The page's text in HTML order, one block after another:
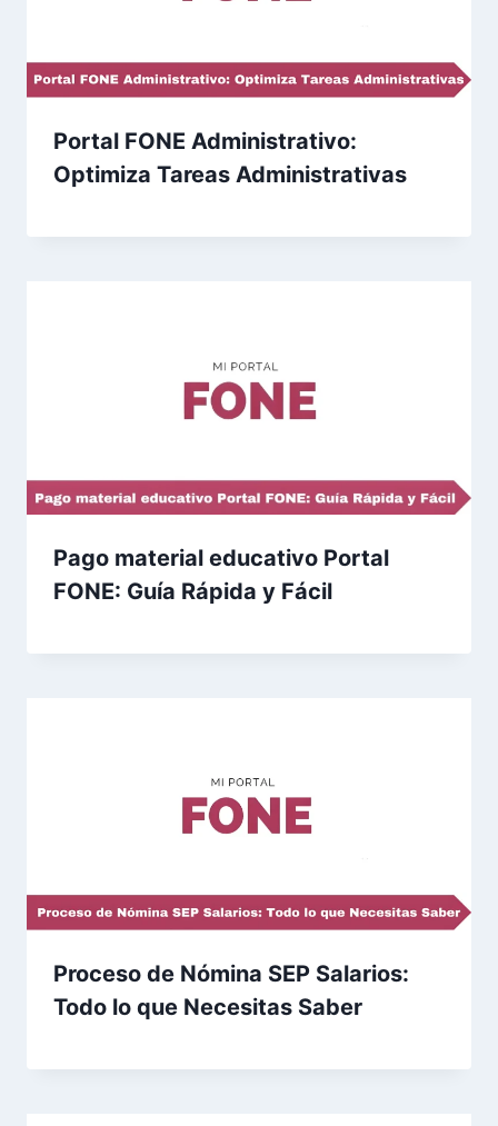
Portal FONE Administrativo:
Optimiza Tareas Administrativas
Pago material educativo Portal
FONE: Guía Rápida y Fácil
Proceso de Nómina SEP Salarios:
Todo lo que Necesitas Saber